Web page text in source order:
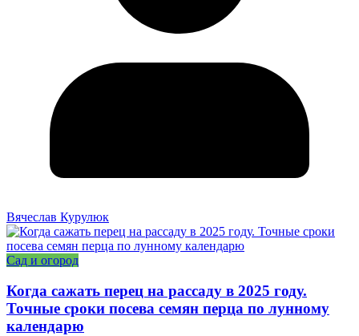
Вячеслав Курулюк
Сад и огород
Когда сажать перец на рассаду в 2025 году.
Точные сроки посева семян перца по лунному
календарю